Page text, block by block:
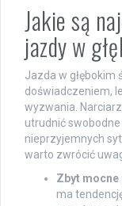
Jakie są
jazdy w
Jazda w głębokim
doświadczeniem,
wyzwania.
utrudnić
nieprzyjemnych
warto zwrócić
Zbyt
ma